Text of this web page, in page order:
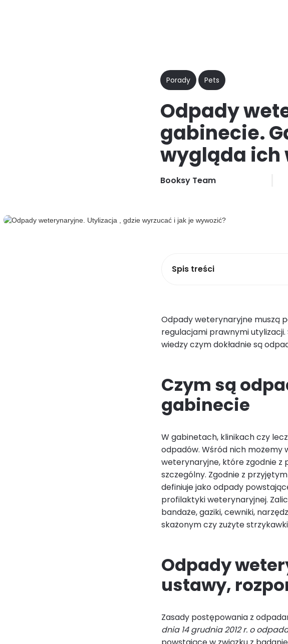
Porady Pets
Odpady
gabinecie.
wygląda ich
Booksy Team
Spis treści
Odpady weterynaryjne muszą
regulacjami prawnymi
wiedzy czym dokładnie są
Czym są
gabinecie
W gabinetach, klinikach czy
odpadów. Wśród nich
weterynaryjne, które zgodnie
szczególny. Zgodnie z
definiuje jako odpady
profilaktyki weterynaryjnej.
bandaże, gaziki, cewniki,
skażonym czy zużyte
Odpady
ustawy,
Zasady postępowania z
dnia 14 grudnia 2012 r. o